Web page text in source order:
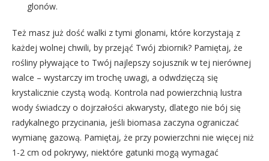
glonów.
Też masz już dość walki z tymi glonami, które korzystają z
każdej wolnej chwili, by przejąć Twój zbiornik? Pamiętaj, że
rośliny pływające to Twój najlepszy sojusznik w tej nierównej
walce – wystarczy im trochę uwagi, a odwdzięczą się
krystalicznie czystą wodą. Kontrola nad powierzchnią lustra
wody świadczy o dojrzałości akwarysty, dlatego nie bój się
radykalnego przycinania, jeśli biomasa zaczyna ograniczać
wymianę gazową. Pamiętaj, że przy powierzchni nie więcej niż
1-2 cm od pokrywy, niektóre gatunki mogą wymagać